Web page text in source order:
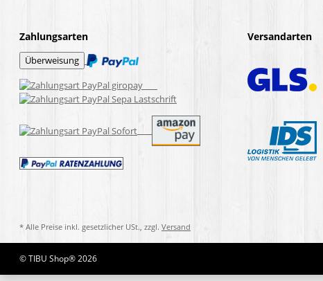
Zahlungsarten Versandarten
* Alle Preise inkl. gesetzlicher USt., zzgl. Versand
© TIBU Shop® 2026